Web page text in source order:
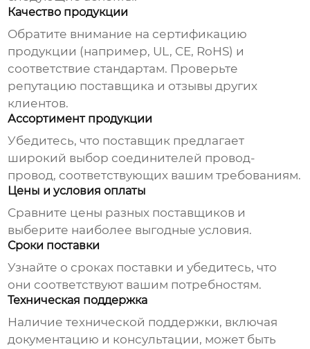
Качество продукции
Обратите внимание на сертификацию
продукции (например, UL, CE, RoHS) и
соответствие стандартам. Проверьте
репутацию поставщика и отзывы других
клиентов.
Ассортимент продукции
Убедитесь, что поставщик предлагает
широкий выбор соединителей провод-
провод, соответствующих вашим требованиям.
Цены и условия оплаты
Сравните цены разных поставщиков и
выберите наиболее выгодные условия.
Сроки поставки
Узнайте о сроках поставки и убедитесь, что
они соответствуют вашим потребностям.
Техническая поддержка
Наличие технической поддержки, включая
документацию и консультации, может быть